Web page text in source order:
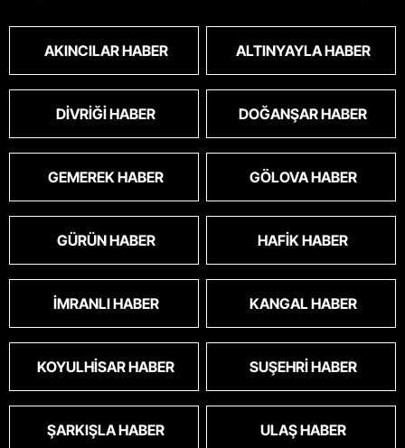
AKINCILAR HABER ALTINYAYLA HABER
DIVRIĞI HABER DOĞANŞAR HABER
GEMEREK HABER GÖLOVA HABER
GÜRÜN HABER HAFIK HABER
İMRANLI HABER KANGAL HABER
KOYULHISAR HABER SUŞEHRI HABER
ŞARKIŞLA HABER ULAŞ HABER